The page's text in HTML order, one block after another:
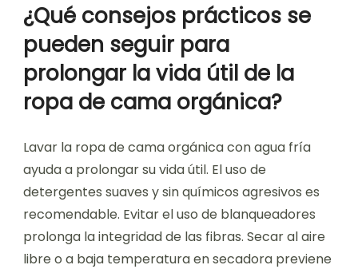
¿Qué consejos prácticos se
pueden seguir para
prolongar la vida útil de la
ropa de cama orgánica?
Lavar la ropa de cama orgánica con agua fría
ayuda a prolongar su vida útil. El uso de
detergentes suaves y sin químicos agresivos es
recomendable. Evitar el uso de blanqueadores
prolonga la integridad de las fibras. Secar al aire
libre o a baja temperatura en secadora previene